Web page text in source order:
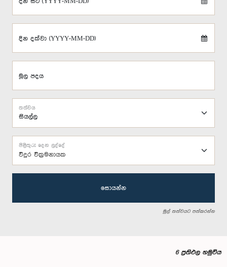
දින දක්වා (YYYY-MM-DD)
මූල පදය
තත්වය
විදුර වික්‍රමනායක
පිළිතුරු දෙන ලද්දේ
සොයන්න
මුල් තත්වයට පත්කරන්න
6 ප්‍රතිඵල හමුවිය